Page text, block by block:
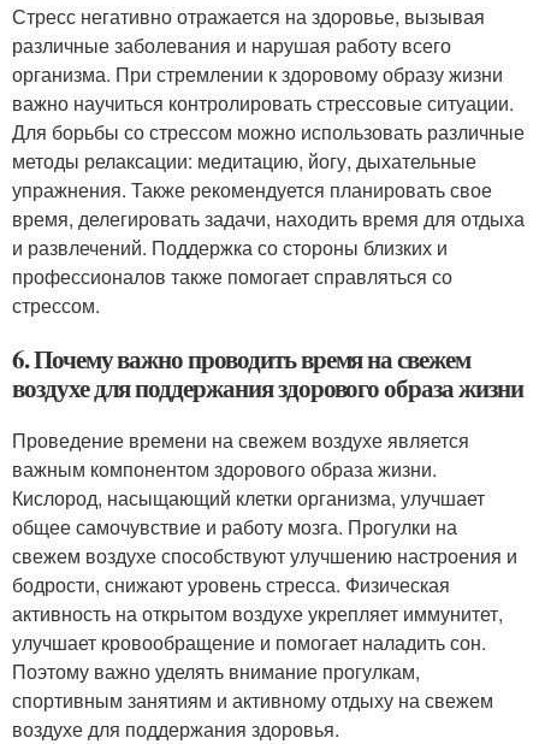
Стресс негативно отражается на здоровье, вызывая
различные заболевания и нарушая работу всего
организма. При стремлении к здоровому образу жизни
важно научиться контролировать стрессовые ситуации.
Для борьбы со стрессом можно использовать различные
методы релаксации: медитацию, йогу, дыхательные
упражнения. Также рекомендуется планировать свое
время, делегировать задачи, находить время для отдыха
и развлечений. Поддержка со стороны близких и
профессионалов также помогает справляться со
стрессом.
6. Почему важно проводить время на свежем
воздухе для поддержания здорового образа жизни
Проведение времени на свежем воздухе является
важным компонентом здорового образа жизни.
Кислород, насыщающий клетки организма, улучшает
общее самочувствие и работу мозга. Прогулки на
свежем воздухе способствуют улучшению настроения и
бодрости, снижают уровень стресса. Физическая
активность на открытом воздухе укрепляет иммунитет,
улучшает кровообращение и помогает наладить сон.
Поэтому важно уделять внимание прогулкам,
спортивным занятиям и активному отдыху на свежем
воздухе для поддержания здоровья.